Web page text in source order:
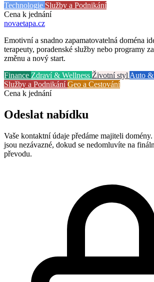
Technologie Služby a Podnikání
Cena k jednání
novaetapa.cz
Emotivní a snadno zapamatovatelná doména
terapeuty, poradenské služby nebo programy
změnu a nový start.
Finance Zdraví & Wellness Životní styl Auto
Služby a PodnikáníGeo a Cestování
Cena k jednání
Odeslat nabídku
Vaše kontaktní údaje předáme majiteli
jsou nezávazné, dokud se nedomluvíte na
převodu.